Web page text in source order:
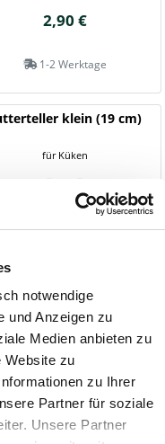
notwendige
und Anzeigen zu
Medien anbieten zu
Website zu
zu Ihrer
Partner für soziale
Unsere Partner
2,90 €
1-2 Werktage
klein (19 cm)
für Küken
2,00 €